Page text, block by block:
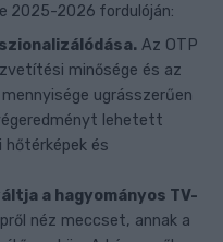
2025-2026 fordulóján:
Az OTP
minősége és az
ugrásszerűen
lehetett
hőtérképek és
a hagyományos TV-
néz meccset, annak a